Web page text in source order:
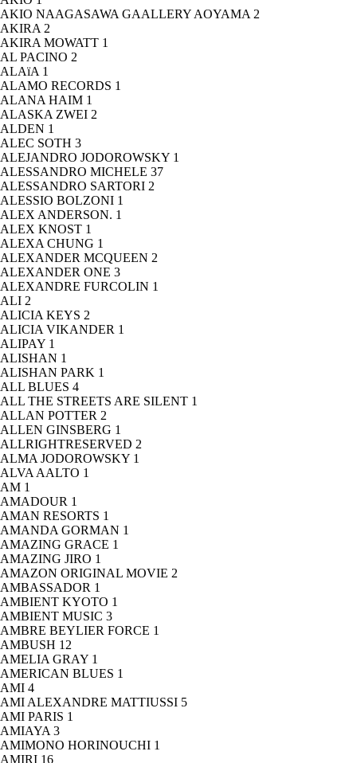
AKIO NAAGASAWA GAALLERY AOYAMA 2
AKIRA 2
AKIRA MOWATT 1
AL PACINO 2
ALAïA 1
ALAMO RECORDS 1
ALANA HAIM 1
ALASKA ZWEI 2
ALDEN 1
ALEC SOTH 3
ALEJANDRO JODOROWSKY 1
ALESSANDRO MICHELE 37
ALESSANDRO SARTORI 2
ALESSIO BOLZONI 1
ALEX ANDERSON. 1
ALEX KNOST 1
ALEXA CHUNG 1
ALEXANDER MCQUEEN 2
ALEXANDER ONE 3
ALEXANDRE FURCOLIN 1
ALI 2
ALICIA KEYS 2
ALICIA VIKANDER 1
ALIPAY 1
ALISHAN 1
ALISHAN PARK 1
ALL BLUES 4
ALL THE STREETS ARE SILENT 1
ALLAN POTTER 2
ALLEN GINSBERG 1
ALLRIGHTRESERVED 2
ALMA JODOROWSKY 1
ALVA AALTO 1
AM 1
AMADOUR 1
AMAN RESORTS 1
AMANDA GORMAN 1
AMAZING GRACE 1
AMAZING JIRO 1
AMAZON ORIGINAL MOVIE 2
AMBASSADOR 1
AMBIENT KYOTO 1
AMBIENT MUSIC 3
AMBRE BEYLIER FORCE 1
AMBUSH 12
AMELIA GRAY 1
AMERICAN BLUES 1
AMI 4
AMI ALEXANDRE MATTIUSSI 5
AMI PARIS 1
AMIAYA 3
AMIMONO HORINOUCHI 1
AMIRI 16